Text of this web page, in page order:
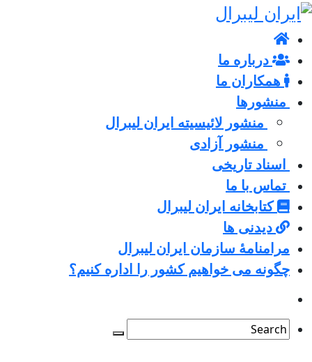
درباره ما
همکاران ما
منشورها
منشور لائیسیته ایران لیبرال
منشور آزادی
اسناد تاریخی
تماس با ما
کتابخانه ایران لیبرال
دیدنی ها
مرامنامۀ سازمان ایران لیبرال
چگونه می خواهیم کشور را اداره کنیم؟